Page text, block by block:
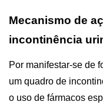
Mecanismo de
incontinência
Por manifestar-se de
um quadro de
o uso de fármacos